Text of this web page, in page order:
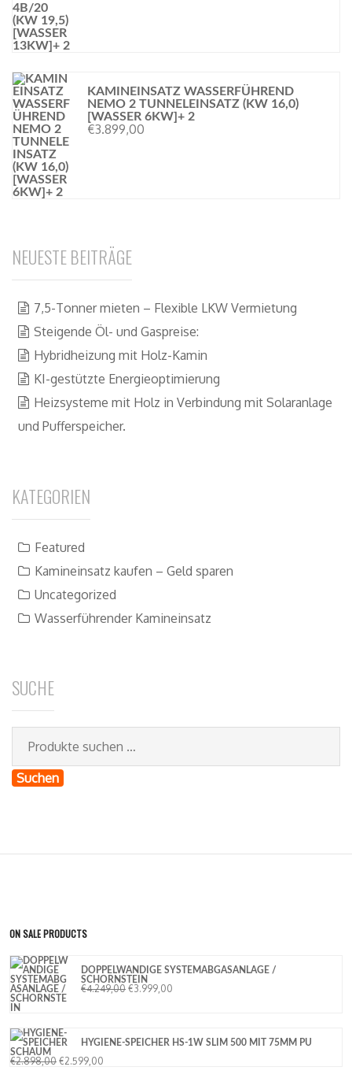
KAMINEINSATZ WASSERFÜHREND
NEMO 2 TUNNELEINSATZ (KW 16,0)
[WASSER 6KW]+ 2
€3.899,00
NEUESTE BEITRÄGE
7,5-Tonner mieten – Flexible LKW Vermietung
Steigende Öl- und Gaspreise:
Hybridheizung mit Holz-Kamin
KI-gestützte Energieoptimierung
Heizsysteme mit Holz in Verbindung mit Solaranlage
und Pufferspeicher.
KATEGORIEN
Featured
Kamineinsatz kaufen – Geld sparen
Uncategorized
Wasserführender Kamineinsatz
SUCHE
Suchen
ON SALE PRODUCTS
DOPPELWANDIGE SYSTEMABGASANLAGE /
SCHORNSTEIN
€4.249,00 €3.999,00
HYGIENE-SPEICHER HS-1W SLIM 500 MIT 75MM PU
SCHAUM
€2.898,00 €2.599,00